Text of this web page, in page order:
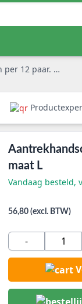
paar. maat L
maat L
Vandaag besteld,
56,80 (excl. BTW)
-